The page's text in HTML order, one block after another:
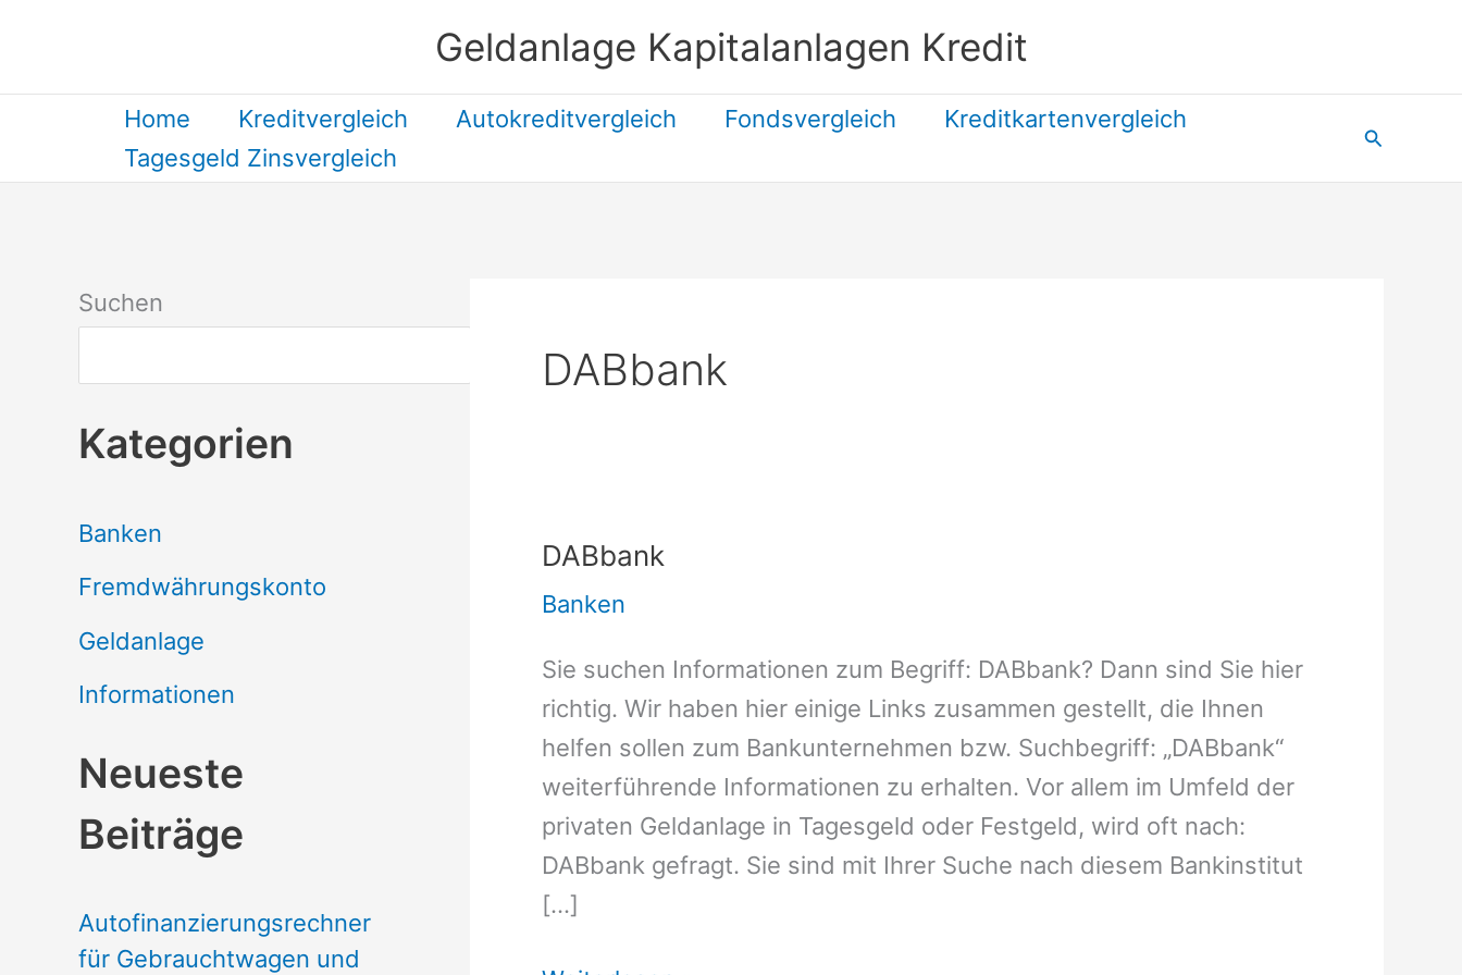
springen
Geldanlage Kapitalanlagen Kredit
Home Kreditvergleich Autokreditvergleich Fondsvergleich
Kreditkartenvergleich
Tagesgeld Zinsvergleich
Suchen
Suchen
Suchen
Kategorien
Banken
Fremdwährungskonto
Geldanlage
Informationen
Neueste
Beiträge
Autofinanzierungsrechner
für Gebrauchtwagen und
DABbank
DABbank
Banken
Sie suchen Informationen zum Begriff: DABbank? Dann sind Sie hier
richtig. Wir haben hier einige Links zusammen gestellt, die Ihnen
helfen sollen zum Bankunternehmen bzw. Suchbegriff: „DABbank“
weiterführende Informationen zu erhalten. Vor allem im Umfeld der
privaten Geldanlage in Tagesgeld oder Festgeld, wird oft nach:
DABbank gefragt. Sie sind mit Ihrer Suche nach diesem Bankinstitut
[…]